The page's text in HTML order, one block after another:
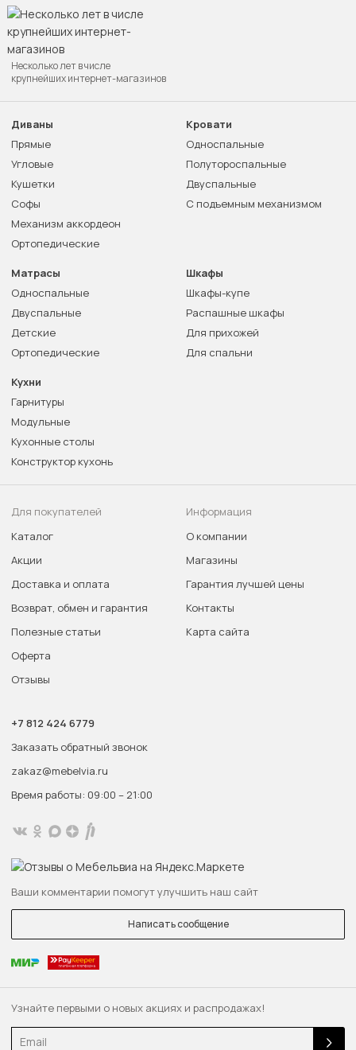
Узнайте первыми о новых акциях и распродажах!
Email
Несколько лет в числе
крупнейших интернет-магазинов
Диваны
Прямые
Угловые
Кушетки
Софы
Механизм аккордеон
Ортопедические
Кровати
Односпальные
Полутороспальные
Двуспальные
С подъемным механизмом
Матрасы
Односпальные
Двуспальные
Детские
Ортопедические
Шкафы
Шкафы-купе
Распашные шкафы
Для прихожей
Для спальни
Кухни
Гарнитуры
Модульные
Кухонные столы
Конструктор кухонь
Для покупателей
Каталог
Акции
Доставка и оплата
Возврат, обмен и гарантия
Полезные статьи
Оферта
Отзывы
Информация
О компании
Магазины
Гарантия лучшей цены
Контакты
Карта сайта
+7 812 424 6779
Заказать обратный звонок
zakaz@mebelvia.ru
Время работы: 09:00 – 21:00
Ваши комментарии помогут улучшить наш сайт
Написать сообщение